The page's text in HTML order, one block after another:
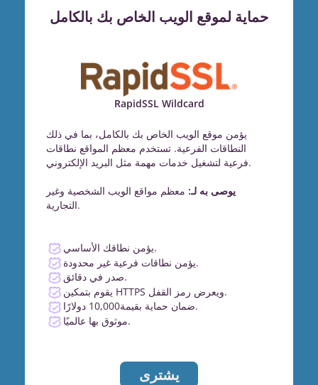
حماية لموقع الويب الخاص بك بالكامل
RapidSSL Wildcard
يؤمن موقع الويب الخاص بك بالكامل، بما في ذلك
النطاقات الفرعية. تستخدم معظم المواقع نطاقات
فرعية لتشغيل خدمات مهمة مثل البريد الإلكتروني.
يوصى به لـ: معظم مواقع الويب الشخصية وغير
التجارية.
يؤمن نطاقك الأساسي.
يؤمن نطاقات فرعية غير محدودة.
صدر في دقائق.
يقوم بتمكين HTTPS ويعرض رمز القفل.
ضمان حماية بقيمة10,000 دولارًا.
موثوق بها عالميًا.
يشترى